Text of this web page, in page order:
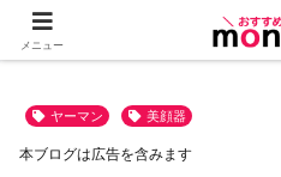
ヤーマン 美顔器
本ブログは広告を含みます
メニュー